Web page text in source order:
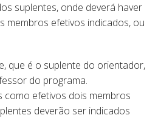
suplentes, onde deverá haver
membros efetivos indicados, ou
que é o suplente do orientador,
do programa.
como efetivos dois membros
deverão ser indicados